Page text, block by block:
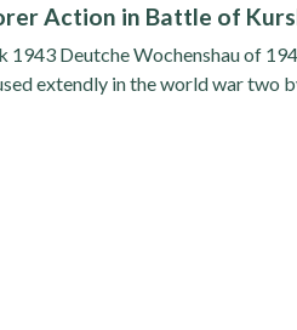
Action in Battle of
1943 Deutche Wochenshau of
extendly in the world war two